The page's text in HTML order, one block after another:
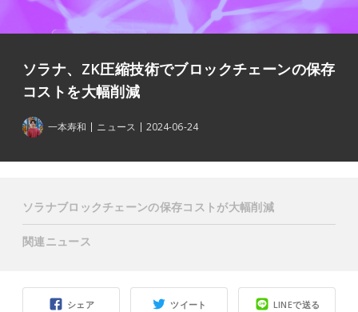
ソラナ、ZK圧縮技術でブロックチェーンの保存
コストを大幅削減
一本寿和 ニュース 2024-06-24
シェア ツイート LINEで送る
ソラナブロックチェーンの保存コストが大幅削減
関連ニュース